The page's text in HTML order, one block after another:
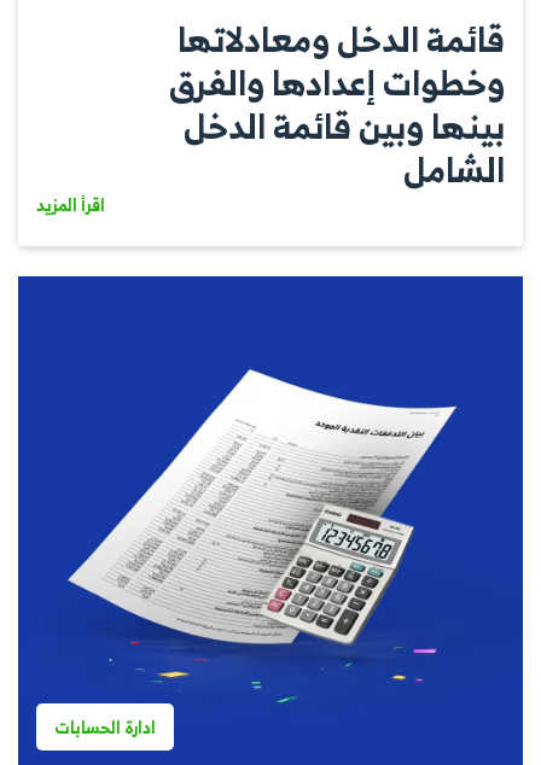
قائمة الدخل ومعادلاتها
وخطوات إعدادها والفرق
بينها وبين قائمة الدخل
الشامل
اقرأ المزيد
ادارة الحسابات